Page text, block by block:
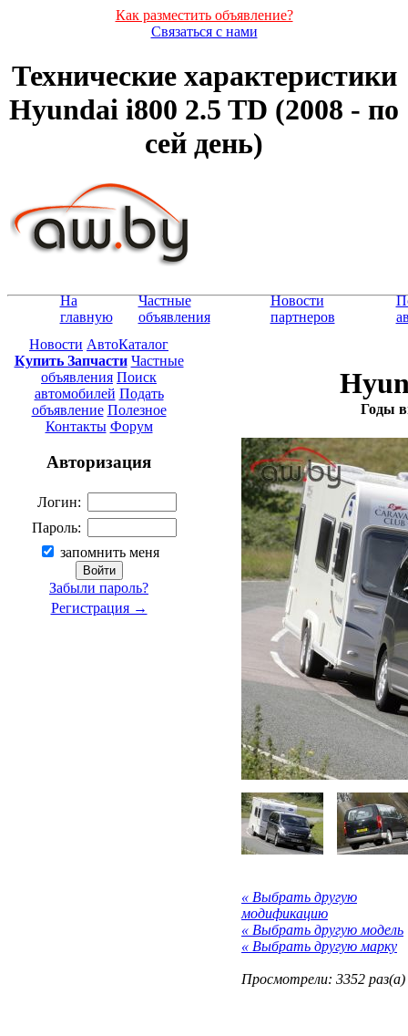
Как разместить объявление?
Связаться с нами
Технические характеристики
Hyundai i800 2.5 TD (2008 - по
сей день)
На
главную
Частные
объявления
Новости
партнеров
Новости АвтоКаталог
Купить Запчасти Частные
объявления Поиск
автомобилей Подать
объявление Полезное
Контакты Форум
Авторизация
Логин:
Пароль:
запомнить меня
Забыли пароль?
Регистрация →
Годы
« Выбрать другую
модификацию
« Выбрать другую модель
« Выбрать другую марку
Просмотрели: 3352 раз(а)